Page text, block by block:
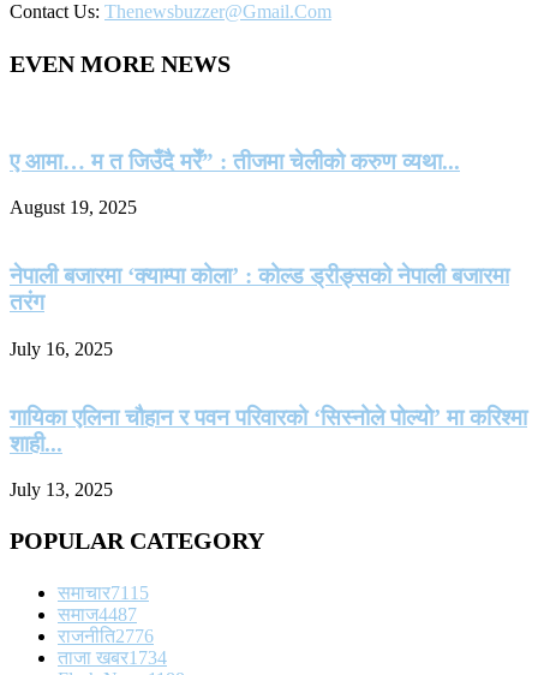
Contact Us: Thenewsbuzzer@gmail.com
EVEN MORE NEWS
ए आमा… म त जिउँदै मरेँ” : तीजमा चेलीको करुण व्यथा...
August 19, 2025
नेपाली बजारमा ‘क्याम्पा कोला’ : कोल्ड ड्रीङ्सको नेपाली बजारमा
तरंग
July 16, 2025
गायिका एलिना चौहान र पवन परिवारको ‘सिस्नोले पोल्यो’ मा करिश्मा
शाही...
July 13, 2025
POPULAR CATEGORY
समाचार7115
समाज4487
राजनीति2776
ताजा खबर1734